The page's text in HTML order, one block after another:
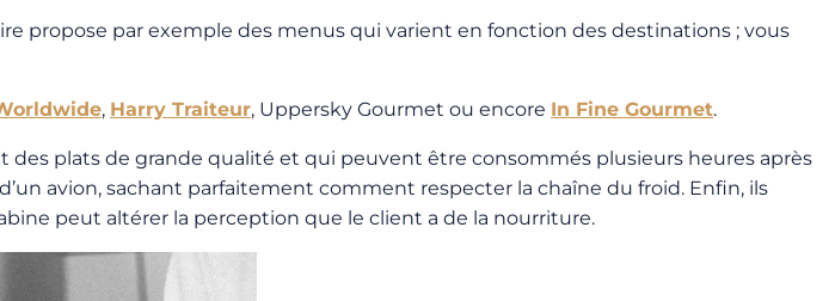
propose par exemple des menus qui varient en fonction des destinations ; vous
, Harry Traiteur, Uppersky Gourmet ou encore In Fine Gourmet.
des plats de grande qualité et qui peuvent être consommés plusieurs heures après
avion, sachant parfaitement comment respecter la chaîne du froid. Enfin, ils
peut altérer la perception que le client a de la nourriture.